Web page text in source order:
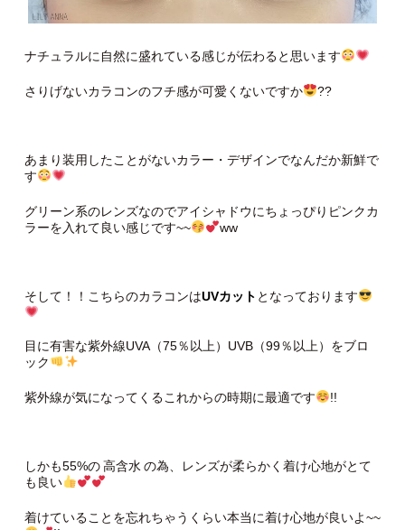
ナチュラルに自然に盛れている感じが伝わると思います
さりげないカラコンのフチ感が可愛くないですか ??
あまり装用したことがないカラー・デザインでなんだか新鮮で
す
グリーン系のレンズなのでアイシャドウにちょっぴりピンクカ
ラーを入れて良い感じです~~
ww
そして！！こちらのカラコンはUVカット となっております
目に有害な紫外線UVA（75％以上）UVB（99％以上）をブロ
ック
紫外線が気になってくるこれからの時期に最適です !!
しかも55%の高含水 の為、レンズが柔らかく着け心地がとて
も良い
着けていることを忘れちゃうくらい本当に着け心地が良いよ~~